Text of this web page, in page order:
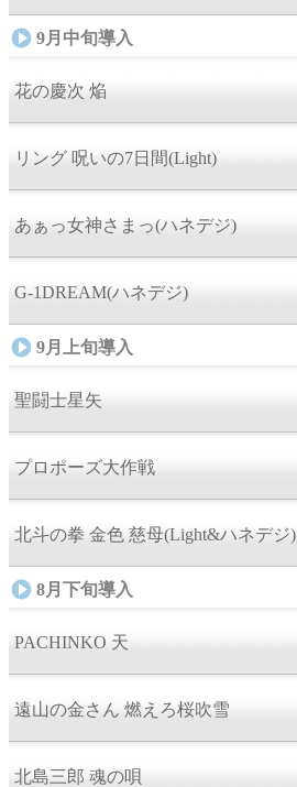
9月中旬導入
花の慶次 焔
リング 呪いの7日間(Light)
あぁっ女神さまっ(ハネデジ)
G-1DREAM(ハネデジ)
9月上旬導入
聖闘士星矢
プロポーズ大作戦
北斗の拳 金色 慈母(Light&ハネデジ)
8月下旬導入
PACHINKO 天
遠山の金さん 燃えろ桜吹雪
北島三郎 魂の唄